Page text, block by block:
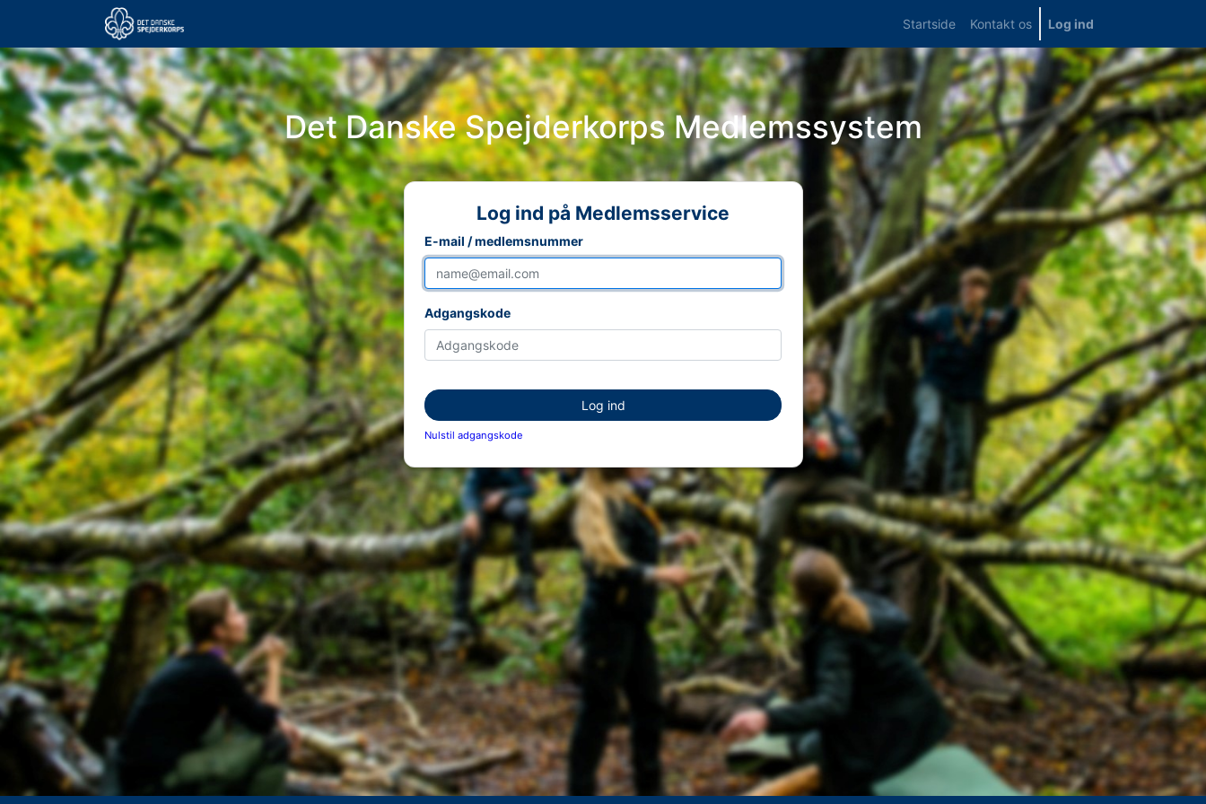
Startside Kontakt os Log ind
Det Danske Spejderkorps Medlemssystem
Log ind på Medlemsservice
E-mail / medlemsnummer
Adgangskode
Log ind
Nulstil adgangskode